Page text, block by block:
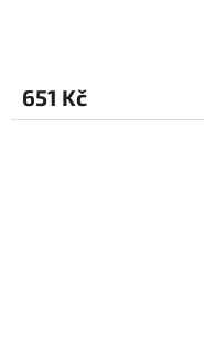
651 Kč